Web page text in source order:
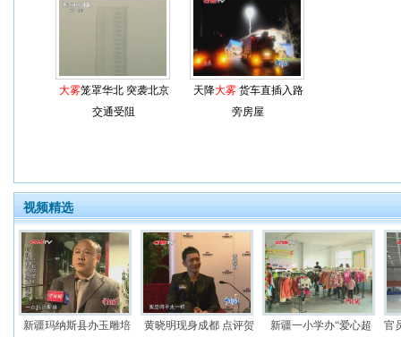
大雾笼罩华北 突袭北京
交通受阻
天降大雾货车直插入路
旁房屋
视频精选
新疆玛纳斯县办玉雕培 黄晓明现身成都 点评贺 新疆一小学办“爱心超 官